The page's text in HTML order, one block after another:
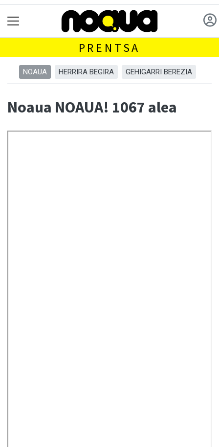
PRENTSA
NOAUA HERRIRA BEGIRA GEHIGARRI BEREZIA
Noaua NOAUA! 1067 alea